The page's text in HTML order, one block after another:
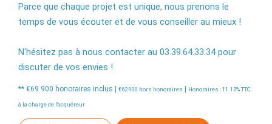
Parce que chaque projet est unique, nous prenons le
temps de vous écouter et de vous conseiller au mieux !
N'hésitez pas à nous contacter au 03.39.64.33.34 pour
discuter de vos envies !
** €69 900 honoraires inclus | €62 900 hors honoraires | Honoraires : 11.13% TTC
à la charge de l'acquéreur